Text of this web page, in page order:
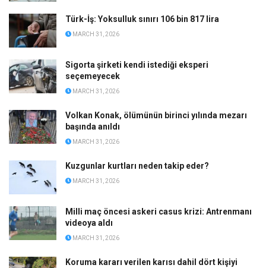
Türk-İş: Yoksulluk sınırı 106 bin 817 lira
MARCH 31, 2026
Sigorta şirketi kendi istediği eksperi
seçemeyecek
MARCH 31, 2026
Volkan Konak, ölümünün birinci yılında mezarı
başında anıldı
MARCH 31, 2026
Kuzgunlar kurtları neden takip eder?
MARCH 31, 2026
Milli maç öncesi askeri casus krizi: Antrenmanı
videoya aldı
MARCH 31, 2026
Koruma kararı verilen karısı dahil dört kişiyi